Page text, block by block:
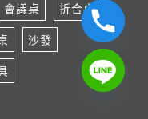
會議桌 折合桌
沙發